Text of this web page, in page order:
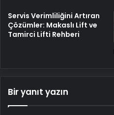
Servis Verimliliğini Artıran
Çözümler: Makaslı Lift ve
Tamirci Lifti Rehberi
Bir yanıt yazın